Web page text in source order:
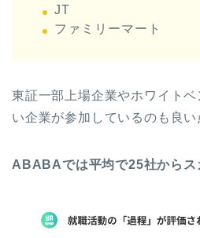
JT
ファミリーマート
東証一部上場企業やホワイト
い企業が参加しているのも良い
ABABAでは平均で25社からス